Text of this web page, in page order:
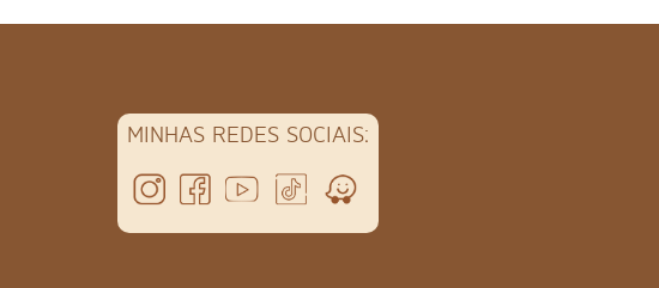
MINHAS REDES SOCIAIS: